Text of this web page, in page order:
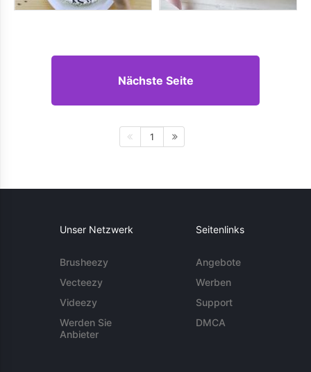
Nächste Seite
1
Unser Netzwerk
Brusheezy
Vecteezy
Videezy
Werden Sie
Anbieter
Seitenlinks
Angebote
Werben
Support
DMCA